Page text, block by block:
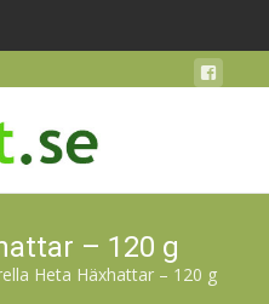
– 120 g
Heta Häxhattar – 120 g